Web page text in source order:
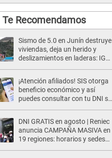
Te Recomendamos
Sismo de 5.0 en Junín destruye
viviendas, deja un herido y
deslizamientos en laderas: IGP
¡Atención afiliados! SIS otorga
beneficio económico y así
puedes consultar con tu DNI si
DNI GRATIS en agosto | Reniec
anuncia CAMPAÑA MASIVA en
19 regiones: horarios y sedes